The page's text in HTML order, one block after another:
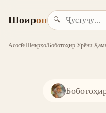
Шоирон 🔍
Асосӣ/Шеърҳо/Боботоҳир Урёни